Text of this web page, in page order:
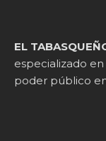
EL
especializado
poder público